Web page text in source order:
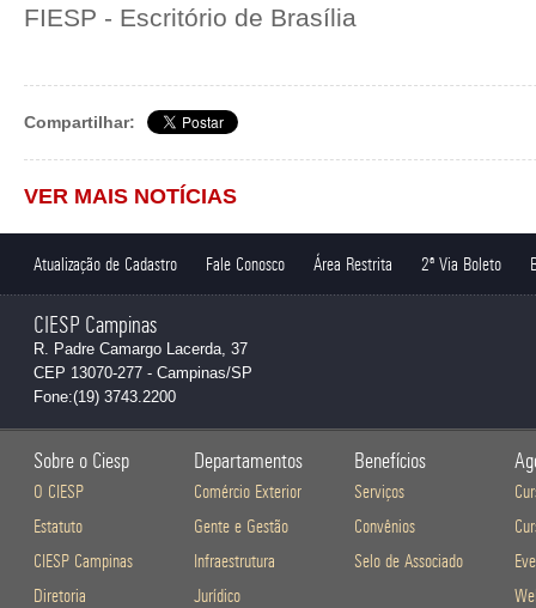
FIESP - Escritório de Brasília
Compartilhar:
VER MAIS NOTÍCIAS
Atualização de Cadastro Fale Conosco Área Restrita 2ª Via Boleto
CIESP Campinas
R. Padre Camargo Lacerda, 37
CEP 13070-277 - Campinas/SP
Fone:(19) 3743.2200
Sobre o Ciesp
O CIESP
Estatuto
CIESP Campinas
Diretoria
Departamentos
Comércio Exterior
Gente e Gestão
Infraestrutura
Jurídico
Benefícios
Serviços
Convênios
Selo de Associado